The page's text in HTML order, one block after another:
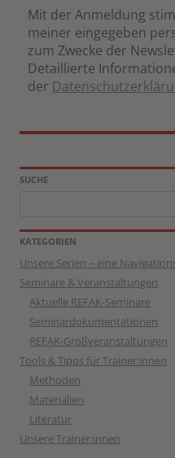
Mit der Anmeldung
meiner eingegeben
zum Zwecke der
Detaillierte
der
SUCHE
KATEGORIEN
Unsere Serien – eine
Seminare & Veranstaltungen
Aktuelle REFAK-Seminare
Seminardokumentationen
REFAK-Großveranstaltungen
Tools & Tipps für Trainer:innen
Methoden
Materialien
Literatur
Unsere Trainer:innen